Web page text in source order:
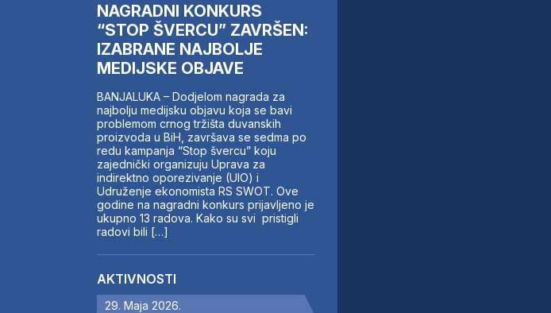
NAGRADNI KONKURS
“STOP ŠVERCU” ZAVRŠEN:
IZABRANE NAJBOLJE
MEDIJSKE OBJAVE
BANJALUKA – Dodjelom nagrada za
najbolju medijsku objavu koja se bavi
problemom crnog tržišta duvanskih
proizvoda u BiH, završava se sedma po
redu kampanja “Stop švercu” koju
zajednički organizuju Uprava za
indirektno oporezivanje (UIO) i
Udruženje ekonomista RS SWOT. Ove
godine na nagradni konkurs prijavljeno je
ukupno 13 radova. Kako su svi pristigli
radovi bili […]
AKTIVNOSTI
29. Maja 2026.